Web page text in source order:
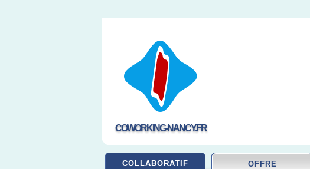
COWORKING-NANCY.FR
COLLABORATIF OFFRE